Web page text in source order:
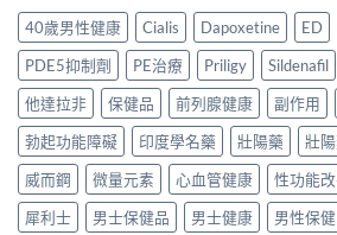
貨
購
買
指
南〉
中
南〉
中
噴
霧
購
買
指
南〉
中
比
較
2026：
口
服
藥、
噴
劑、
效
裝
香
港
購
買
指
南
2026：
Cialis
20mg
40歲男性健康 Cialis Dapoxetine ED
PDE5抑制劑
PE治療 Priligy Sildenafil
他達拉非
保健品 前列腺健康 副作用
勃起功能障礙
印度學名藥 壯陽藥 壯
威而鋼
微量元素 心血管健康 性功能
犀利士
男士保健品 男士健康 男性保